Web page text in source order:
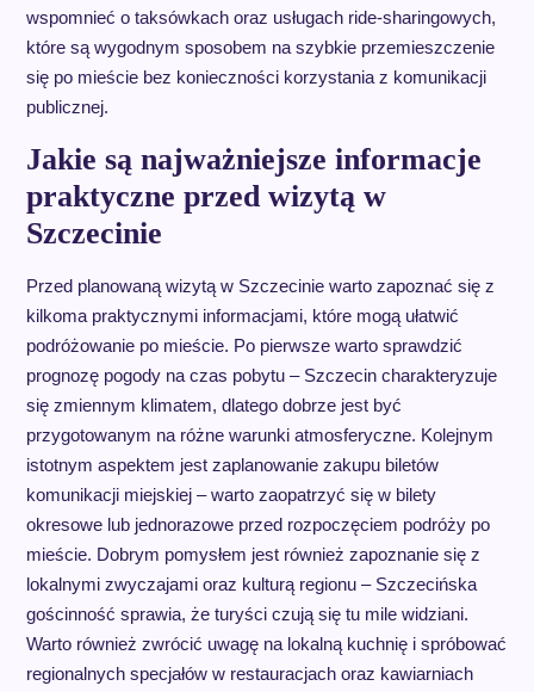
wspomnieć o taksówkach oraz usługach ride-sharingowych,
które są wygodnym sposobem na szybkie przemieszczenie
się po mieście bez konieczności korzystania z komunikacji
publicznej.
Jakie są najważniejsze informacje
praktyczne przed wizytą w
Szczecinie
Przed planowaną wizytą w Szczecinie warto zapoznać się z
kilkoma praktycznymi informacjami, które mogą ułatwić
podróżowanie po mieście. Po pierwsze warto sprawdzić
prognozę pogody na czas pobytu – Szczecin charakteryzuje
się zmiennym klimatem, dlatego dobrze jest być
przygotowanym na różne warunki atmosferyczne. Kolejnym
istotnym aspektem jest zaplanowanie zakupu biletów
komunikacji miejskiej – warto zaopatrzyć się w bilety
okresowe lub jednorazowe przed rozpoczęciem podróży po
mieście. Dobrym pomysłem jest również zapoznanie się z
lokalnymi zwyczajami oraz kulturą regionu – Szczecińska
gościnność sprawia, że turyści czują się tu mile widziani.
Warto również zwrócić uwagę na lokalną kuchnię i spróbować
regionalnych specjałów w restauracjach oraz kawiarniach